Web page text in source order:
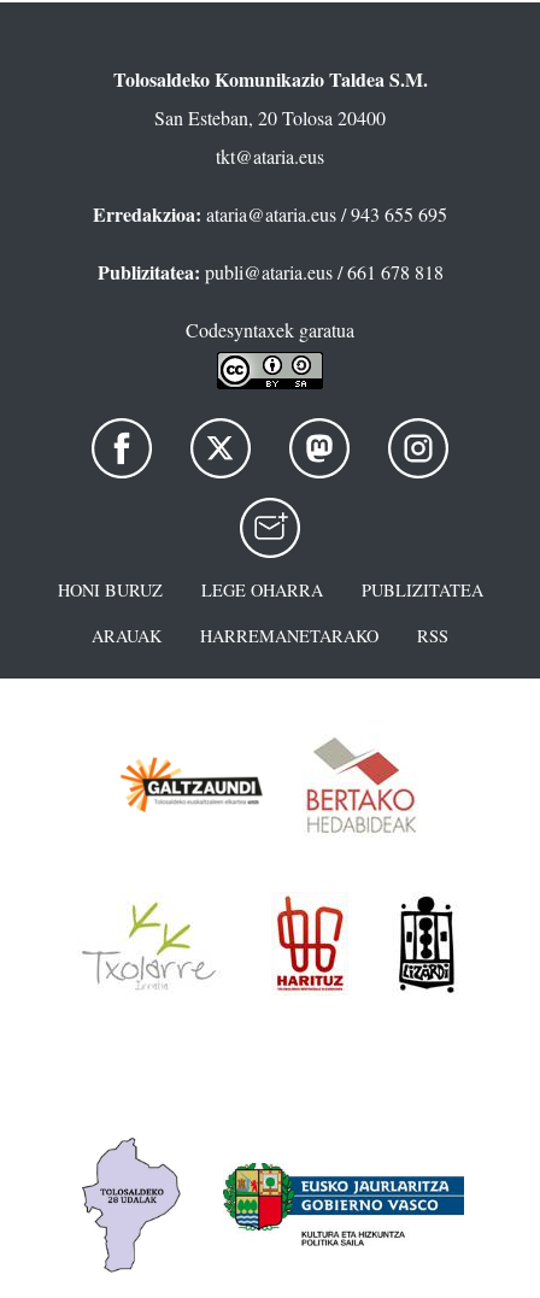
Tolosaldeko Komunikazio Taldea S.M.
San Esteban, 20 Tolosa 20400
tkt@ataria.eus
Erredakzioa: ataria@ataria.eus/ 943 655 695
Publizitatea: publi@ataria.eus/ 661 678 818
Codesyntaxek garatua
HONI BURUZ LEGE OHARRA
PUBLIZITATEA
ARAUAK
HARREMANETARAKO RSS